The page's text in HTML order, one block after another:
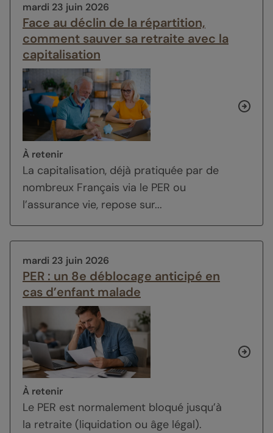
mardi 23 juin 2026
Face au déclin de la répartition,
comment sauver sa retraite avec la
capitalisation
À retenir
La capitalisation, déjà pratiquée par de
nombreux Français via le PER ou
l’assurance vie, repose sur...
mardi 23 juin 2026
PER : un 8e déblocage anticipé en
cas d’enfant malade
À retenir
Le PER est normalement bloqué jusqu’à
la retraite (liquidation ou âge légal).